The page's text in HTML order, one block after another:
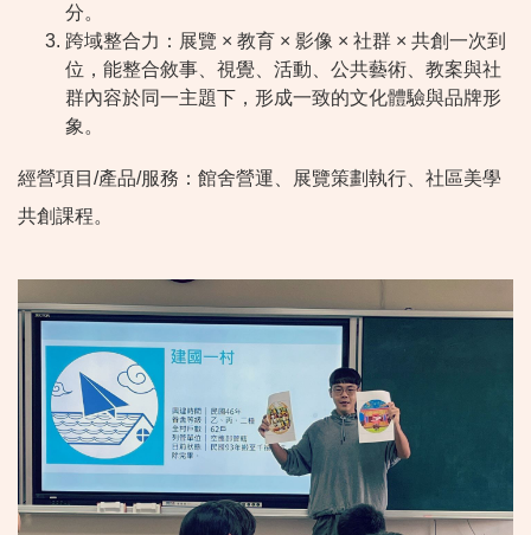
分。
跨域整合力：展覽 × 教育 × 影像 × 社群 × 共創一次到
位，能整合敘事、視覺、活動、公共藝術、教案與社
群內容於同一主題下，形成一致的文化體驗與品牌形
象。
經營項目/產品/服務：館舍營運、展覽策劃執行、社區美學
共創課程。